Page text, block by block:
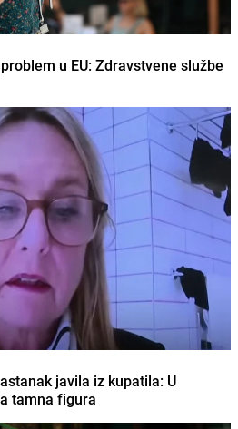
u EU: Zdravstvene službe
javila iz kupatila: U
tamna figura